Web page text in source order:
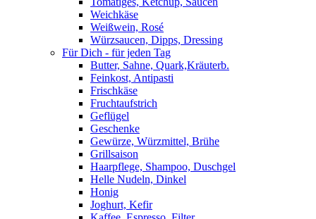
Weichkäse
Weißwein, Rosé
Würzsaucen, Dipps, Dressing
Für Dich - für jeden Tag
Butter, Sahne, Quark,Kräuterb.
Feinkost, Antipasti
Frischkäse
Fruchtaufstrich
Geflügel
Geschenke
Gewürze, Würzmittel, Brühe
Grillsaison
Haarpflege, Shampoo, Duschgel
Helle Nudeln, Dinkel
Honig
Joghurt, Kefir